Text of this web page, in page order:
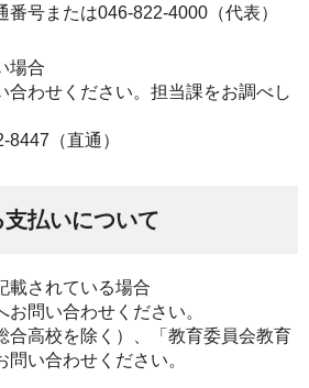
番号または046-822-4000（代表）
場合
合わせください。担当課をお調べし
（直通）
払いについて
載されている場合
問い合わせください。
高校を除く）、「教育委員会教育
い合わせください。